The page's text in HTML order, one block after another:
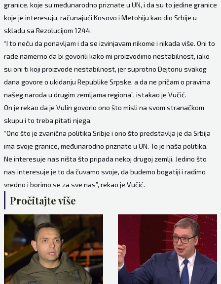
granice, koje su međunarodno priznate u UN, i da su to jedine granice
koje je interesuju, računajući Kosovo i Metohiju kao dio Srbije u
skladu sa Rezolucijom 1244.
“I to neću da ponavljam i da se izvinjavam nikome i nikada više. Oni to
rade namerno da bi govorili kako mi proizvodimo nestabilnost, iako
su oni ti koji proizvode nestabilnost, jer suprotno Dejtonu svakog
dana govore o ukidanju Republike Srpske, a da ne pričam o pravima
našeg naroda u drugim zemljama regiona”, istakao je Vučić.
On je rekao da je Vulin govorio ono što misli na svom stranačkom
skupu i to treba pitati njega.
“Ono što je zvanična politika Sribje i ono što predstavlja je da Srbija
ima svoje granice, međunarodno priznate u UN. To je naša politika.
Ne interesuje nas ništa što pripada nekoj drugoj zemlji. Jedino što
nas interesuje je to da čuvamo svoje, da budemo bogatiji i radimo
vredno i borimo se za sve nas”, rekao je Vučić.
Pročitajte više